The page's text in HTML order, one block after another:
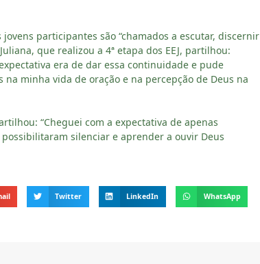
participantes são “chamados a escutar, discernir
que realizou a 4ª etapa dos EEJ, partilhou:
era de dar essa continuidade e pude
minha vida de oração e na percepção de Deus na
“Cheguei com a expectativa de apenas
silenciar e aprender a ouvir Deus
Twitter LinkedIn WhatsApp